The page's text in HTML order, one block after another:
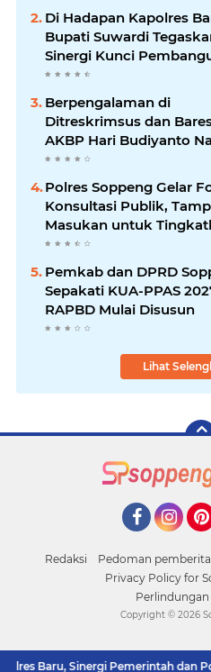
Di Hadapan Kapolres
Bupati Suwardi
Sinergi Kunci
Soppeng
Berpengalaman di
Ditreskrimsus dan
AKBP Hari Budiyanto
Polres Soppeng
Polres Soppeng Gelar
Konsultasi Publik,
Masukan untuk
Pelayanan
Pemkab dan DPRD
Sepakati KUA-PPAS
RAPBD Mulai Disusun
Lihat
Redaksi Pedoman
Privacy Policy for
Baru, Sinergi Pemerintah dan Polri
Copyright © 2026